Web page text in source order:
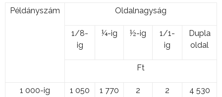
Példányszám Oldalnagyság
1/8-
ig
¼-ig ½-ig
1/1-
ig
Dupla
oldal
Ft
1 000-ig 1 050 1 770
2
2
4 530